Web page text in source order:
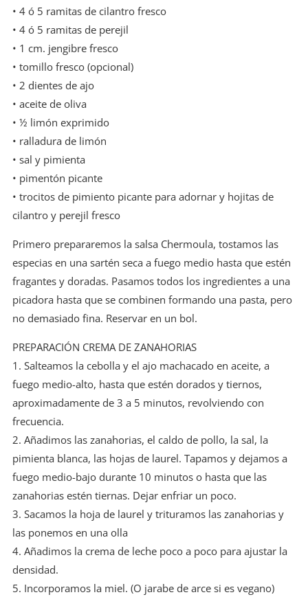
• 4 ó 5 ramitas de cilantro fresco
• 4 ó 5 ramitas de perejil
• 1 cm. jengibre fresco
• tomillo fresco (opcional)
• 2 dientes de ajo
• aceite de oliva
• ½ limón exprimido
• ralladura de limón
• sal y pimienta
• pimentón picante
• trocitos de pimiento picante para adornar y hojitas de
cilantro y perejil fresco
Primero prepararemos la salsa Chermoula, tostamos las
especias en una sartén seca a fuego medio hasta que estén
fragantes y doradas. Pasamos todos los ingredientes a una
picadora hasta que se combinen formando una pasta, pero
no demasiado fina. Reservar en un bol.
PREPARACIÓN CREMA DE ZANAHORIAS
1. Salteamos la cebolla y el ajo machacado en aceite, a
fuego medio-alto, hasta que estén dorados y tiernos,
aproximadamente de 3 a 5 minutos, revolviendo con
frecuencia.
2. Añadimos las zanahorias, el caldo de pollo, la sal, la
pimienta blanca, las hojas de laurel. Tapamos y dejamos a
fuego medio-bajo durante 10 minutos o hasta que las
zanahorias estén tiernas. Dejar enfriar un poco.
3. Sacamos la hoja de laurel y trituramos las zanahorias y
las ponemos en una olla
4. Añadimos la crema de leche poco a poco para ajustar la
densidad.
5. Incorporamos la miel. (O jarabe de arce si es vegano)